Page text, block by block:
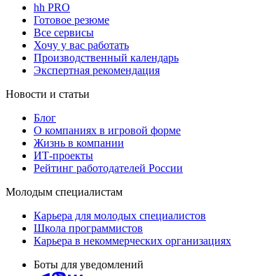
hh PRO
Готовое резюме
Все сервисы
Хочу у вас работать
Производственный календарь
Экспертная рекомендация
Новости и статьи
Блог
О компаниях в игровой форме
Жизнь в компании
ИТ-проекты
Рейтинг работодателей России
Молодым специалистам
Карьера для молодых специалистов
Школа программистов
Карьера в некоммерческих организациях
Боты для уведомлений